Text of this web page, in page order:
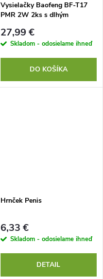
Vysielačky Baofeng BF-T17
PMR 2W 2ks s dlhým
27,99 €
Skladom - odosielame ihneď
DO KOŠÍKA
Hrnček Penis
6,33 €
Skladom - odosielame ihneď
DETAIL